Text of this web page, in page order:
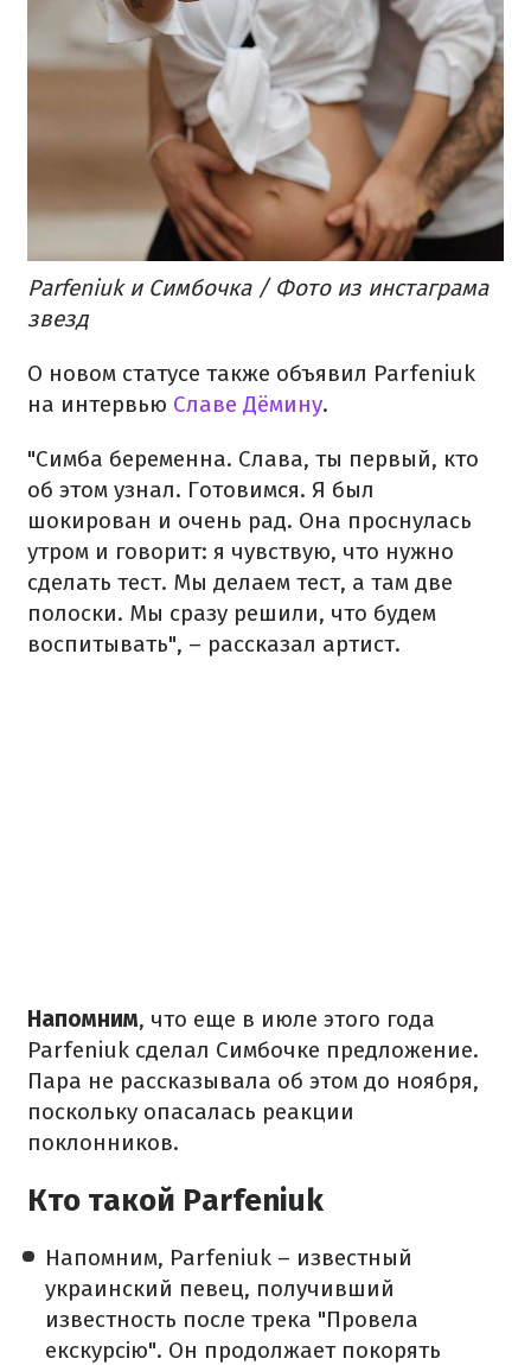
Parfeniuk и Симбочка / Фото из инстаграма
звезд
О новом статусе также объявил Parfeniuk
на интервью Славе Дёмину.
"Симба беременна. Слава, ты первый, кто
об этом узнал. Готовимся. Я был
шокирован и очень рад. Она проснулась
утром и говорит: я чувствую, что нужно
сделать тест. Мы делаем тест, а там две
полоски. Мы сразу решили, что будем
воспитывать", – рассказал артист.
Напомним, что еще в июле этого года
Parfeniuk сделал Симбочке предложение.
Пара не рассказывала об этом до ноября,
поскольку опасалась реакции
поклонников.
Кто такой Parfeniuk
Напомним, Parfeniuk – известный
украинский певец, получивший
известность после трека "Провела
екскурсію". Он продолжает покорять